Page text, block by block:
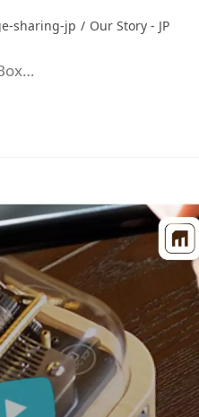
sharing-jp / Our Story - JP